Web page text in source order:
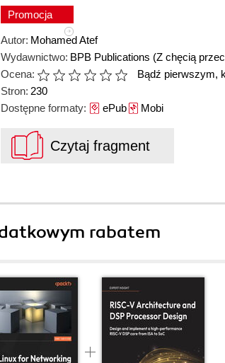
Promocja
Autor: Mohamed Atef
Wydawnictwo: BPB Publications (Z chęcią
Ocena:
Bądź pierwszym,
Stron: 230
Dostępne formaty: ePubMobi
Czytaj fragment
rabatem